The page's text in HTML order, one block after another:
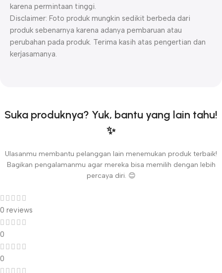
karena permintaan tinggi.
Disclaimer: Foto produk mungkin sedikit berbeda dari
produk sebenarnya karena adanya pembaruan atau
perubahan pada produk. Terima kasih atas pengertian dan
kerjasamanya.
Suka produknya? Yuk, bantu yang lain tahu!
✨
Ulasanmu membantu pelanggan lain menemukan produk terbaik!
Bagikan pengalamanmu agar mereka bisa memilih dengan lebih
percaya diri. 😊
0 reviews
0
0